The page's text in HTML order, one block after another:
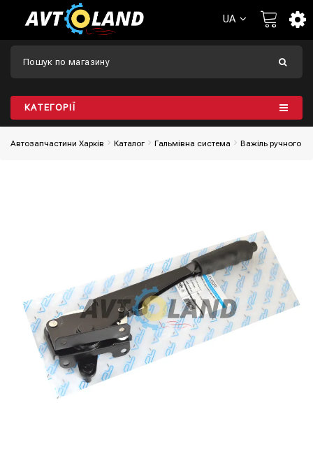
UA
КАТЕГОРІЇ
Автозапчастини Харків Каталог Гальмівна система Важіль ручного